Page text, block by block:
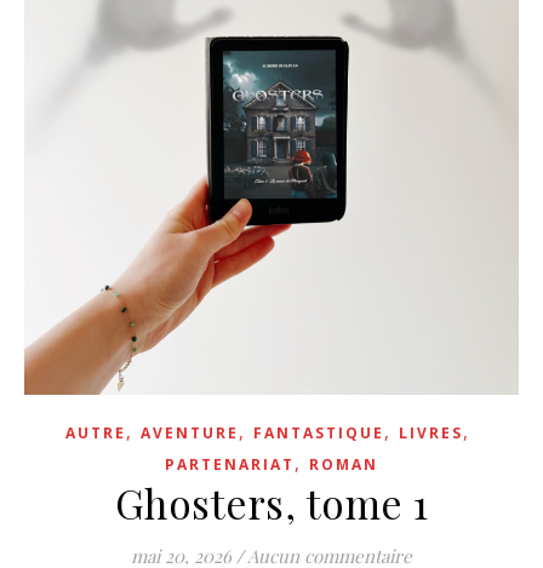
AUTRE , AVENTURE , FANTASTIQUE , LIVRES,
PARTENARIAT , ROMAN
Ghosters, tome 1
mai 20, 2026 /Aucun commentaire